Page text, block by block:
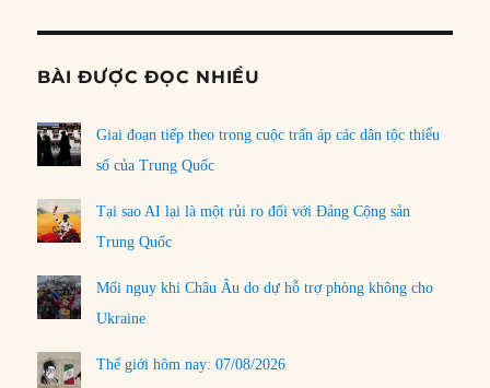
BÀI ĐƯỢC ĐỌC NHIỀU
Giai đoạn tiếp theo trong cuộc trấn áp các dân tộc thiểu
số của Trung Quốc
Tại sao AI lại là một rủi ro đối với Đảng Cộng sản
Trung Quốc
Mối nguy khi Châu Âu do dự hỗ trợ phòng không cho
Ukraine
Thế giới hôm nay: 07/08/2026